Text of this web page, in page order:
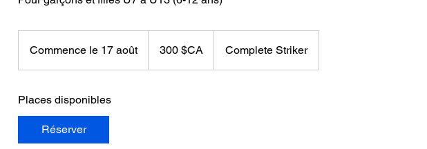
Commence le 17 aoûtC
canadiens
300 $CA Complete Striker
Places disponibles
Réserver